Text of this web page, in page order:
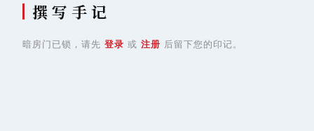
撰 写 手 记
暗房门已锁，请先 登录 或 注册 后留下您的印记。